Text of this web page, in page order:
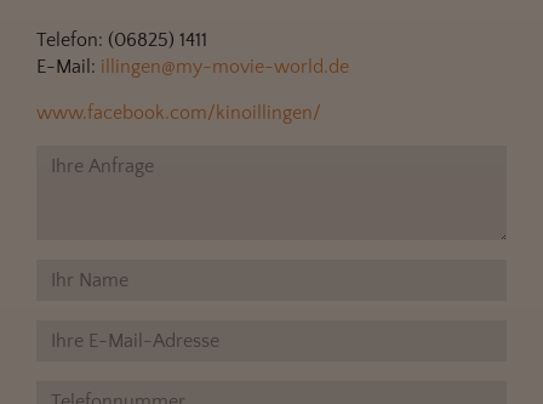
Telefon: (06825) 1411
E-Mail: illingen@my-movie-world.de
www.facebook.com/kinoillingen/